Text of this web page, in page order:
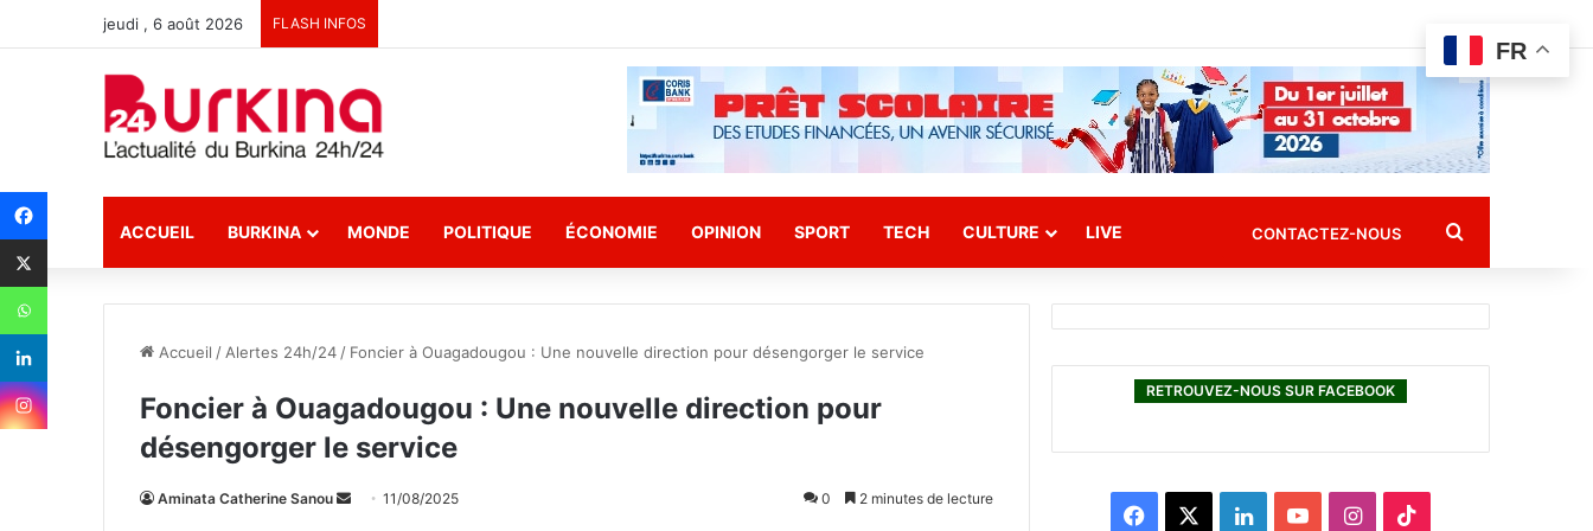
jeudi , 6 août 2026 FLASH INFOS
ACCUEIL BURKINA MONDE POLITIQUE ÉCONOMIE OPINION SPORT TECH CULTURE LIVE CONTACTEZ-NOUS Rechercher
Accueil / Alertes 24h/24 / Foncier à Ouagadougou : Une nouvelle direction pour désengorger le service
Foncier à Ouagadougou : Une nouvelle direction pour
désengorger le service
Aminata Catherine Sanou 11/08/2025 0 2 minutes de lecture
RETROUVEZ-NOUS SUR FACEBOOK
L
I
FR